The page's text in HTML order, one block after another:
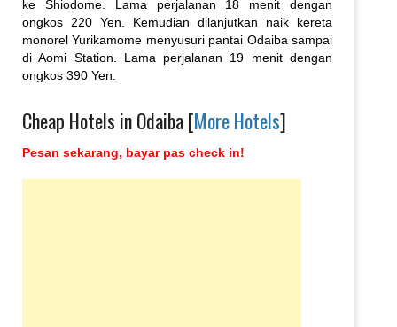
ke Shiodome. Lama perjalanan 18 menit dengan
ongkos 220 Yen. Kemudian dilanjutkan naik kereta
monorel Yurikamome menyusuri pantai Odaiba sampai
di Aomi Station. Lama perjalanan 19 menit dengan
ongkos 390 Yen.
Cheap Hotels in Odaiba [More Hotels]
Pesan sekarang, bayar pas check in!